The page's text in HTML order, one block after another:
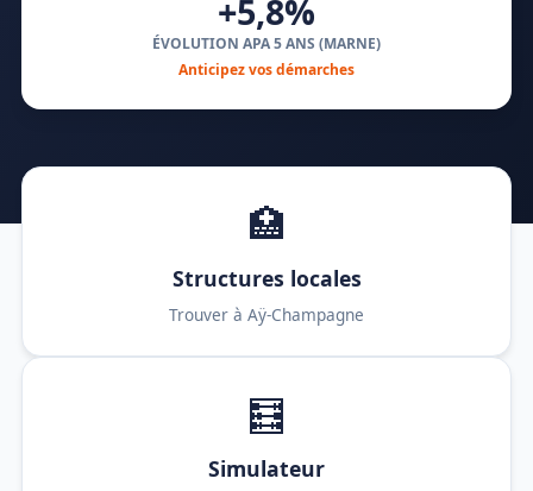
+5,8%
ÉVOLUTION APA 5 ANS (MARNE)
Anticipez vos démarches
🏥
Structures locales
Trouver à Aÿ-Champagne
🧮
Simulateur